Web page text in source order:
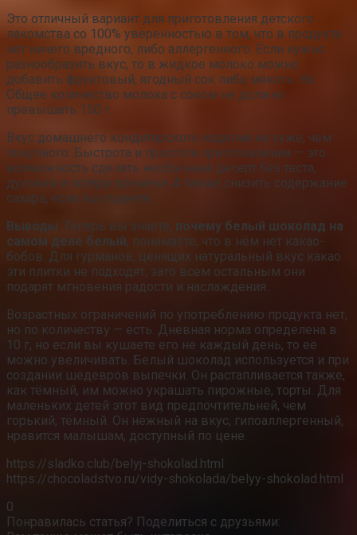
Это отличный вариант для приготовления детского
лакомства со 100% уверенностью в том, что в продукте
нет ничего вредного, либо аллергенного. Если нужно
разнообразить вкус, то в жидкое молоко можно
добавить фруктовый, ягодный сок либо мякоть. Но
Общее количество молока с соком не должно
превышать 150 г.
Вкус домашнего кондитерского изделия не хуже, чем
покупного. Быстрота и простота приготовления — это
возможность сделать необычный десерт без теста,
духовки и потери времени. А также снизить содержание
сахара, если вы худеете.
Выводы . Теперь вы знаете, почему белый шоколад на
самом деле белый, понимаете, что в нём нет какао-
бобов. Для гурманов, ценящих натуральный вкус какао
эти плитки не подходят, зато всем остальным они
подарят мгновения радости и наслаждения.
Возрастных ограничений по употреблению продукта нет,
но по количеству — есть. Дневная норма определена в
10 г, но если вы кушаете его не каждый день, то её
можно увеличивать. Белый шоколад используется и при
создании шедевров выпечки. Он растапливается также,
как тёмный, им можно украшать пирожные, торты. Для
маленьких детей этот вид предпочтительней, чем
горький, тёмный. Он нежный на вкус, гипоаллергенный,
нравится малышам, доступный по цене.
https://sladko.club/belyj-shokolad.html
https://chocoladstvo.ru/vidy-shokolada/belyy-shokolad.html
0
Понравилась статья? Поделиться с друзьями: